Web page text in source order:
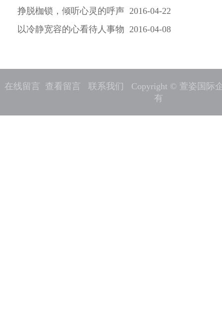
挣脱枷锁，倾听心灵的呼声 2016-04-22
以冷静宽容的心看待人事物 2016-04-08
在线留言 查看留言 联系我们
Copyright © 萱姿国际
有